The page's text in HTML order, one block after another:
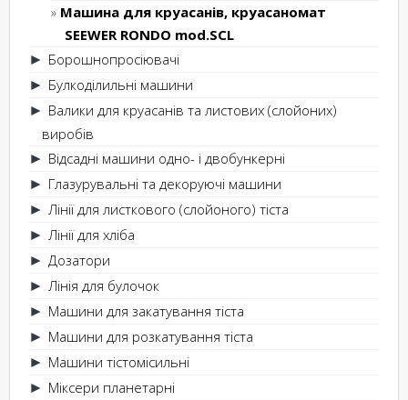
Машина для круасанів, круасаномат
SEEWER RONDO mod.SCL
► Борошнопросіювачі
► Булкоділильні машини
► Валики для круасанів та листових (слойоних)
виробів
► Відсадні машини одно- і двобункерні
► Глазурувальні та декоруючі машини
► Лінії для листкового (слойоного) тіста
► Лінії для хліба
► Дозатори
► Лінія для булочок
► Машини для закатування тіста
► Машини для розкатування тіста
► Машини тістомісильні
► Міксери планетарні